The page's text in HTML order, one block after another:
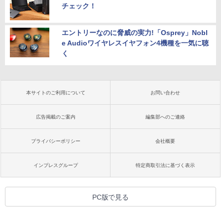
チェック！
エントリーなのに脅威の実力!「Osprey」Nobl
e Audioワイヤレスイヤフォン4機種を一気に聴
く
本サイトのご利用について お問い合わせ
広告掲載のご案内 編集部へのご連絡
プライバシーポリシー 会社概要
インプレスグループ 特定商取引法に基づく表示
PC版で見る